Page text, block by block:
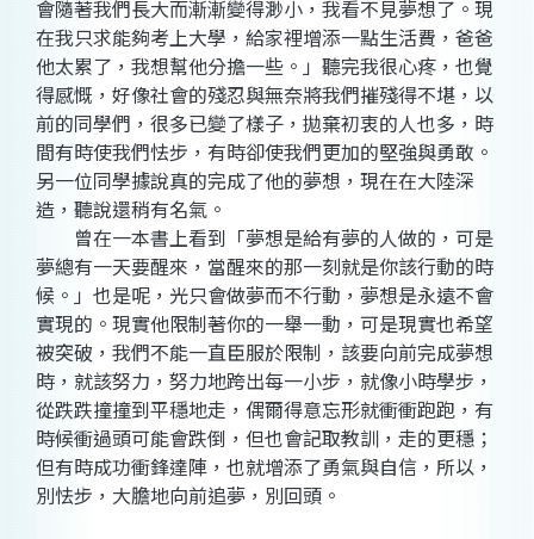
會隨著我們長大而漸漸變得渺小，我看不見夢想了。現
在我只求能夠考上大學，給家裡增添一點生活費，爸爸
他太累了，我想幫他分擔一些。」聽完我很心疼，也覺
得感慨，好像社會的殘忍與無奈將我們摧殘得不堪，以
前的同學們，很多已變了樣子，拋棄初衷的人也多，時
間有時使我們怯步，有時卻使我們更加的堅強與勇敢。
另一位同學據說真的完成了他的夢想，現在在大陸深
造，聽說還稍有名氣。
曾在一本書上看到「夢想是給有夢的人做的，可是
夢總有一天要醒來，當醒來的那一刻就是你該行動的時
候。」也是呢，光只會做夢而不行動，夢想是永遠不會
實現的。現實他限制著你的一舉一動，可是現實也希望
被突破，我們不能一直臣服於限制，該要向前完成夢想
時，就該努力，努力地跨出每一小步，就像小時學步，
從跌跌撞撞到平穩地走，偶爾得意忘形就衝衝跑跑，有
時候衝過頭可能會跌倒，但也會記取教訓，走的更穩；
但有時成功衝鋒達陣，也就增添了勇氣與自信，所以，
別怯步，大膽地向前追夢，別回頭。